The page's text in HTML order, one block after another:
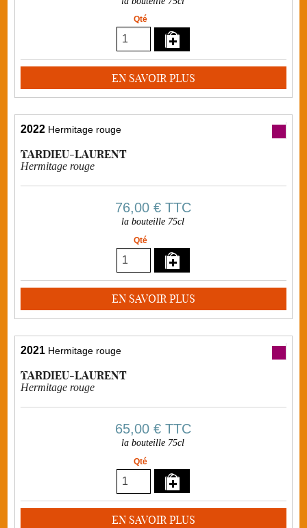
Qté
EN SAVOIR PLUS
2022 Hermitage rouge
TARDIEU-LAURENT
Hermitage rouge
76,00 €TTC
la bouteille 75cl
Qté
EN SAVOIR PLUS
2021 Hermitage rouge
TARDIEU-LAURENT
Hermitage rouge
65,00 €TTC
la bouteille 75cl
Qté
EN SAVOIR PLUS